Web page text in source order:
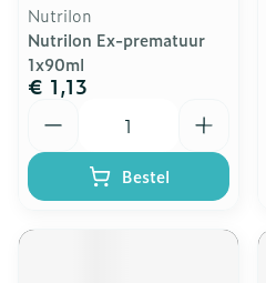
Nutrilon
Nutrilon Ex-prematuur
1x90ml
€ 1,13
Bestel